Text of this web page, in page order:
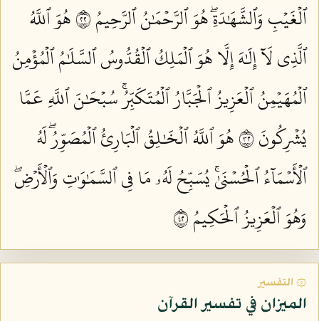
ٱلۡغَيۡبِ وَٱلشَّهَٰدَةِۖ هُوَ ٱلرَّحۡمَٰنُ ٱلرَّحِيمُ ٢٢
هُوَ ٱللَّهُ
ٱلَّذِي لَآ إِلَٰهَ إِلَّا هُوَ ٱلۡمَلِكُ ٱلۡقُدُّوسُ ٱلسَّلَٰمُ ٱلۡمُؤۡمِنُ
ٱلۡمُهَيۡمِنُ ٱلۡعَزِيزُ ٱلۡجَبَّارُ ٱلۡمُتَكَبِّرُۚ سُبۡحَٰنَ ٱللَّهِ عَمَّا
يُشۡرِكُونَ ٢٣
هُوَ ٱللَّهُ ٱلۡخَٰلِقُ ٱلۡبَارِئُ ٱلۡمُصَوِّرُۖ لَهُ
ٱلۡأَسۡمَآءُ ٱلۡحُسۡنَىٰۚ يُسَبِّحُ لَهُۥ مَا فِي ٱلسَّمَٰوَٰتِ وَٱلۡأَرۡضِۖ
وَهُوَ ٱلۡعَزِيزُ ٱلۡحَكِيمُ ٢٤
۞ التفسير
الميزان في تفسير القرآن